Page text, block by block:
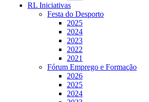
RL Iniciativas
Festa do Desporto
2025
2024
2023
2022
2021
Fórum Emprego e Formação
2026
2025
2024